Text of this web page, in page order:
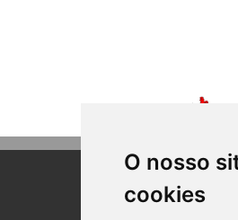
O nosso
cookies
BOM